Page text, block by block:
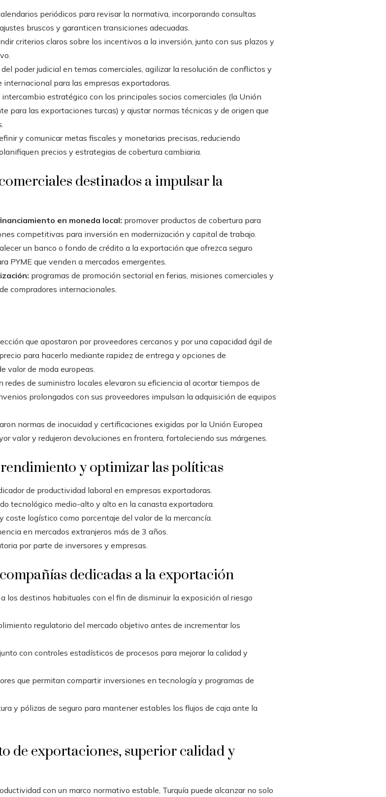
periódicos para revisar la normativa, incorporando consultas
bruscos y garanticen transiciones adecuadas.
criterios claros sobre los incentivos a la inversión, junto con sus plazos y
poder judicial en temas comerciales, agilizar la resolución de conflictos y
para las empresas exportadoras.
estratégico con los principales socios comerciales (la Unión
para las exportaciones turcas) y ajustar normas técnicas y de origen que
y comunicar metas fiscales y monetarias precisas, reduciendo
precios y estrategias de cobertura cambiaria.
destinados a impulsar la
en moneda local: promover productos de cobertura para
competitivas para inversión en modernización y capital de trabajo.
un banco o fondo de crédito a la exportación que ofrezca seguro
PYME que venden a mercados emergentes.
programas de promoción sectorial en ferias, misiones comerciales y
compradores internacionales.
que apostaron por proveedores cercanos y por una capacidad ágil de
para hacerlo mediante rapidez de entrega y opciones de
valor de moda europeas.
redes de suministro locales elevaron su eficiencia al acortar tiempos de
prolongados con sus proveedores impulsan la adquisición de equipos
normas de inocuidad y certificaciones exigidas por la Unión Europea
valor y redujeron devoluciones en frontera, fortaleciendo sus márgenes.
y optimizar las políticas
de productividad laboral en empresas exportadoras.
tecnológico medio-alto y alto en la canasta exportadora.
logístico como porcentaje del valor de la mercancía.
en mercados extranjeros más de 3 años.
por parte de inversores y empresas.
dedicadas a la exportación
los destinos habituales con el fin de disminuir la exposición al riesgo
regulatorio del mercado objetivo antes de incrementar los
con controles estadísticos de procesos para mejorar la calidad y
que permitan compartir inversiones en tecnología y programas de
y pólizas de seguro para mantener estables los flujos de caja ante la
de exportaciones, superior calidad y
con un marco normativo estable, Turquía puede alcanzar no solo